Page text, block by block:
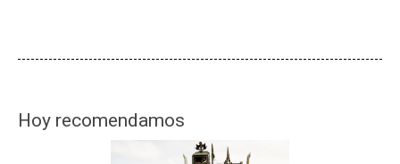
Hoy recomendamos